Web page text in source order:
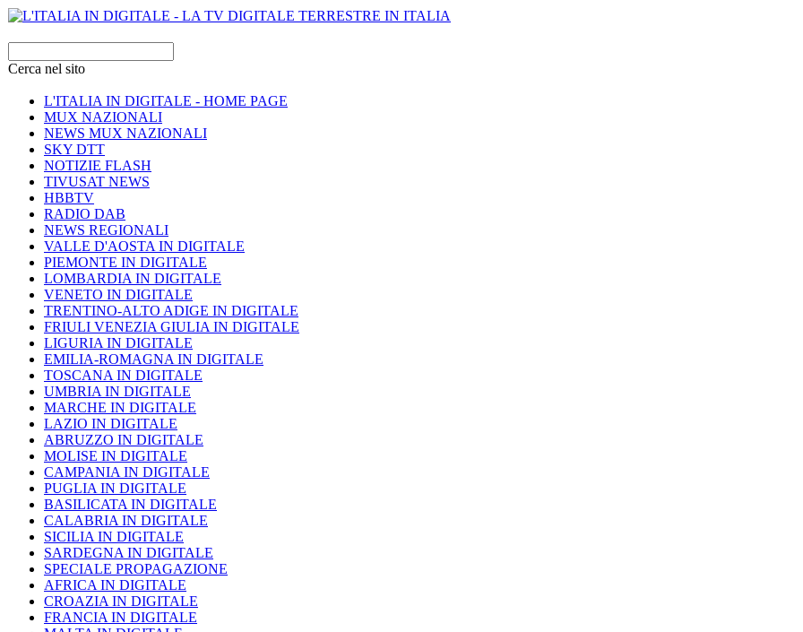
Cerca nel sito
L'ITALIA IN DIGITALE - HOME PAGE
MUX NAZIONALI
NEWS MUX NAZIONALI
SKY DTT
NOTIZIE FLASH
TIVUSAT NEWS
HBBTV
RADIO DAB
NEWS REGIONALI
VALLE D'AOSTA IN DIGITALE
PIEMONTE IN DIGITALE
LOMBARDIA IN DIGITALE
VENETO IN DIGITALE
TRENTINO-ALTO ADIGE IN DIGITALE
FRIULI VENEZIA GIULIA IN DIGITALE
LIGURIA IN DIGITALE
EMILIA-ROMAGNA IN DIGITALE
TOSCANA IN DIGITALE
UMBRIA IN DIGITALE
MARCHE IN DIGITALE
LAZIO IN DIGITALE
ABRUZZO IN DIGITALE
MOLISE IN DIGITALE
CAMPANIA IN DIGITALE
PUGLIA IN DIGITALE
BASILICATA IN DIGITALE
CALABRIA IN DIGITALE
SICILIA IN DIGITALE
SARDEGNA IN DIGITALE
SPECIALE PROPAGAZIONE
AFRICA IN DIGITALE
CROAZIA IN DIGITALE
FRANCIA IN DIGITALE